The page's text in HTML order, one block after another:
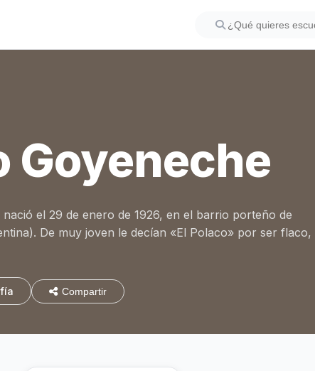
Goyeneche
el 29 de enero de 1926, en el barrio porteño de
De muy joven le decían «El Polaco» por ser flaco,
Compartir